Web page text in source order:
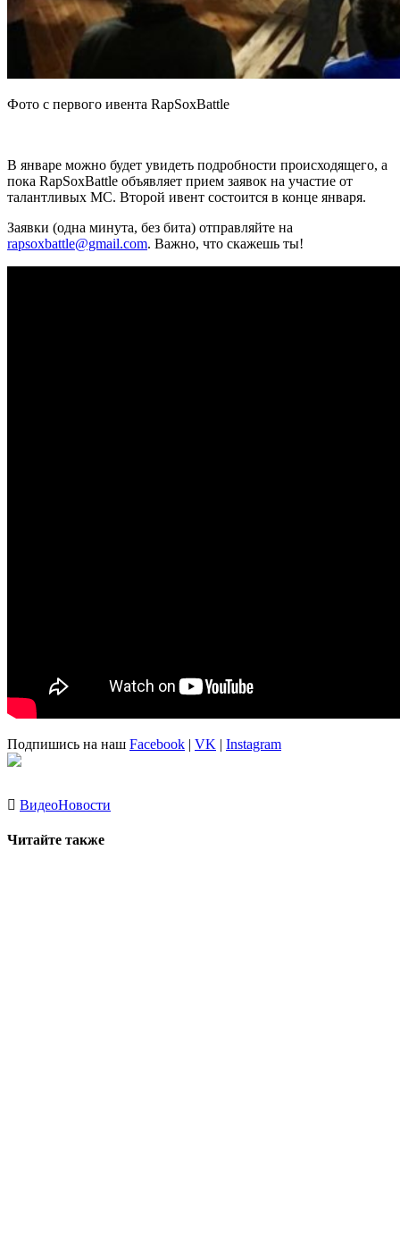
Фото с первого ивента RapSoxBattle
В январе можно будет увидеть подробности происходящего, а
пока RapSoxBattle объявляет прием заявок на участие от
талантливых МС. Второй ивент состоится в конце января.
Заявки (одна минута, без бита) отправляйте на
rapsoxbattle@gmail.com. Важно, что скажешь ты!
Подпишись на наш Facebook | VK | Instagram
ВидеоНовости
Читайте также